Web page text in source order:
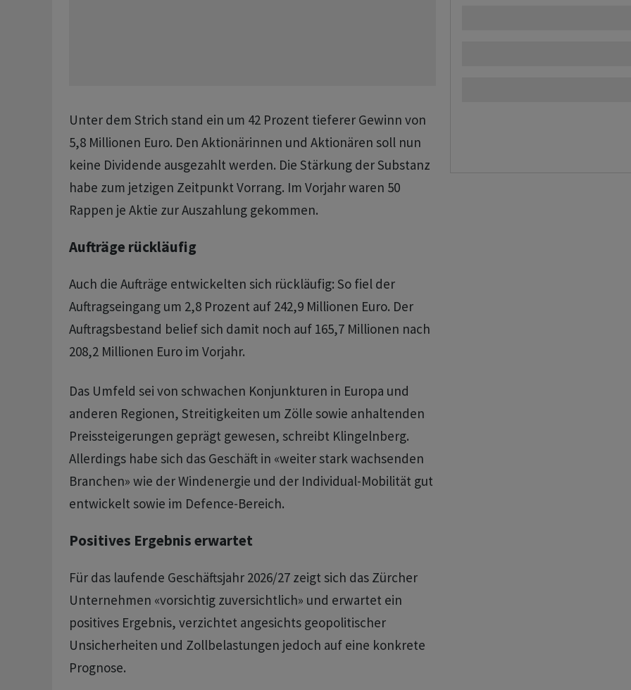
Unter dem Strich stand ein um 42 Prozent tieferer Gewinn von
5,8 Millionen Euro. Den Aktionärinnen und Aktionären soll nun
keine Dividende ausgezahlt werden. Die Stärkung der Substanz
habe zum jetzigen Zeitpunkt Vorrang. Im Vorjahr waren 50
Rappen je Aktie zur Auszahlung gekommen.
Aufträge rückläufig
Auch die Aufträge entwickelten sich rückläufig: So fiel der
Auftragseingang um 2,8 Prozent auf 242,9 Millionen Euro. Der
Auftragsbestand belief sich damit noch auf 165,7 Millionen nach
208,2 Millionen Euro im Vorjahr.
Das Umfeld sei von schwachen Konjunkturen in Europa und
anderen Regionen, Streitigkeiten um Zölle sowie anhaltenden
Preissteigerungen geprägt gewesen, schreibt Klingelnberg.
Allerdings habe sich das Geschäft in «weiter stark wachsenden
Branchen» wie der Windenergie und der Individual-Mobilität gut
entwickelt sowie im Defence-Bereich.
Positives Ergebnis erwartet
Für das laufende Geschäftsjahr 2026/27 zeigt sich das Zürcher
Unternehmen «vorsichtig zuversichtlich» und erwartet ein
positives Ergebnis, verzichtet angesichts geopolitischer
Unsicherheiten und Zollbelastungen jedoch auf eine konkrete
Prognose.